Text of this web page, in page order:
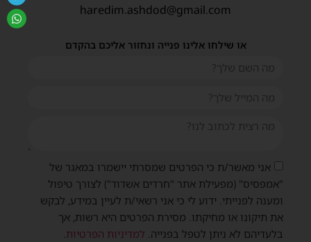
haredim.ashdod@gmail.com
או שילחו אלינו פנייה ונחזור אליכם בהקדם
אני מאשר/ת כי הפרטים שמסרתי יישמרו במאגר של
"אמפסיס" (מפעילת אתר "חרדים אשדוד") לצורך טיפול
ומענה לפנייתי. ידוע לי כי אני רשאי/ת לעיין במידע, לבקש
את תיקונו או מחיקתו. מסירת הפרטים היא רשות, אך
בלעדיהם לא ניתן לטפל בפנייה. למדיניות הפרטיות.